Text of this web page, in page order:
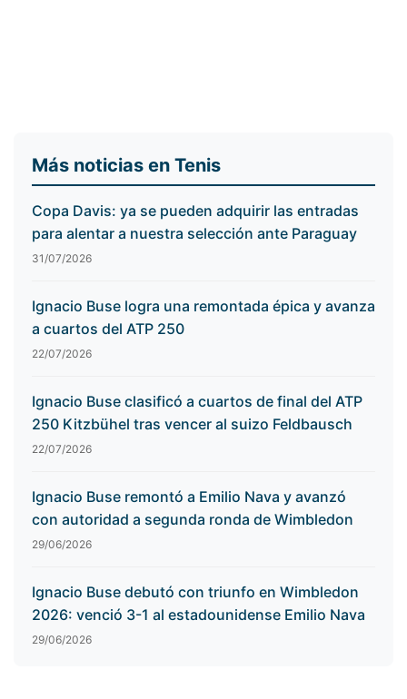
Más noticias en Tenis
Copa Davis: ya se pueden adquirir las entradas
para alentar a nuestra selección ante Paraguay
31/07/2026
Ignacio Buse logra una remontada épica y avanza
a cuartos del ATP 250
22/07/2026
Ignacio Buse clasificó a cuartos de final del ATP
250 Kitzbühel tras vencer al suizo Feldbausch
22/07/2026
Ignacio Buse remontó a Emilio Nava y avanzó
con autoridad a segunda ronda de Wimbledon
29/06/2026
Ignacio Buse debutó con triunfo en Wimbledon
2026: venció 3-1 al estadounidense Emilio Nava
29/06/2026